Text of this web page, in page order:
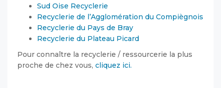
Sud Oise Recyclerie
Recyclerie de l’Agglomération du Compiègnois
Recyclerie du Pays de Bray
Recyclerie du Plateau Picard
Pour connaître la recyclerie / ressourcerie la plus
proche de chez vous, cliquez ici.